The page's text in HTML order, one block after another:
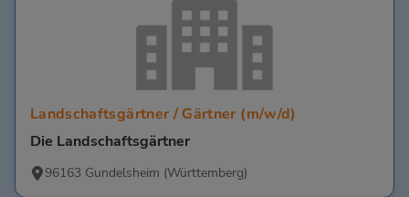
Landschaftsgärtner / Gärtner (m/w/d)
Die Landschaftsgärtner
96163 Gundelsheim (Württemberg)